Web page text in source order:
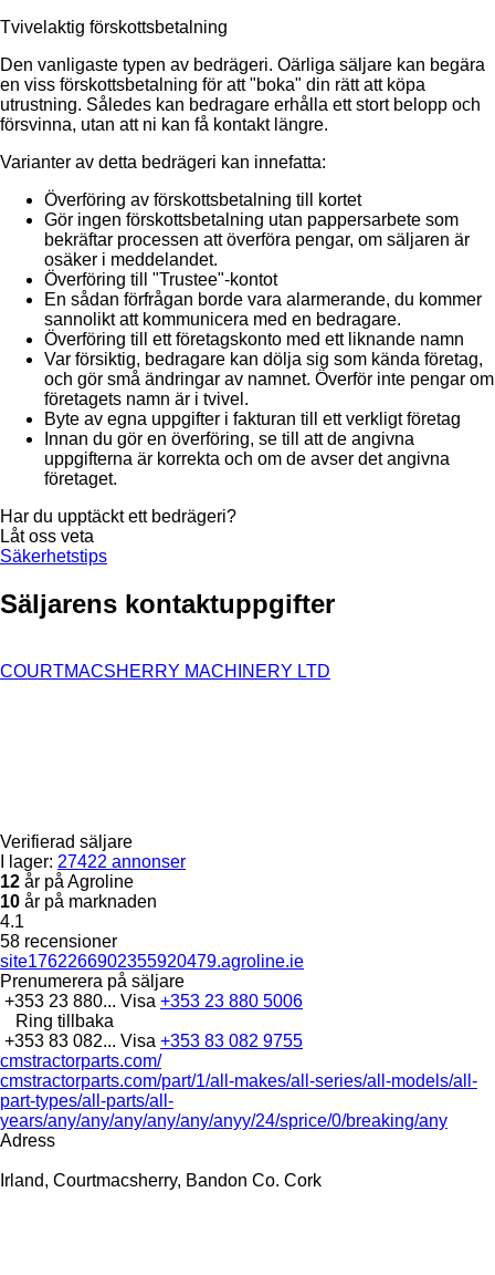
Tvivelaktig förskottsbetalning
Den vanligaste typen av bedrägeri. Oärliga säljare kan begära
en viss förskottsbetalning för att "boka" din rätt att köpa
utrustning. Således kan bedragare erhålla ett stort belopp och
försvinna, utan att ni kan få kontakt längre.
Varianter av detta bedrägeri kan innefatta:
Överföring av förskottsbetalning till kortet
Gör ingen förskottsbetalning utan pappersarbete som
bekräftar processen att överföra pengar, om säljaren är
osäker i meddelandet.
Överföring till "Trustee"-kontot
En sådan förfrågan borde vara alarmerande, du kommer
sannolikt att kommunicera med en bedragare.
Överföring till ett företagskonto med ett liknande namn
Var försiktig, bedragare kan dölja sig som kända företag,
och gör små ändringar av namnet. Överför inte pengar om
företagets namn är i tvivel.
Byte av egna uppgifter i fakturan till ett verkligt företag
Innan du gör en överföring, se till att de angivna
uppgifterna är korrekta och om de avser det angivna
företaget.
Har du upptäckt ett bedrägeri?
Låt oss veta
Säkerhetstips
Säljarens kontaktuppgifter
COURTMACSHERRY MACHINERY LTD
Verifierad säljare
I lager: 27422 annonser
12 år på Agroline
10 år på marknaden
4.1
58 recensioner
site1762266902355920479.agroline.ie
Prenumerera på säljare
+353 23 880... Visa +353 23 880 5006
Ring tillbaka
+353 83 082... Visa +353 83 082 9755
cmstractorparts.com/
cmstractorparts.com/part/1/all-makes/all-series/all-models/all-
part-types/all-parts/all-
years/any/any/any/any/any/anyy/24/sprice/0/breaking/any
Adress
Irland, Courtmacsherry, Bandon Co. Cork